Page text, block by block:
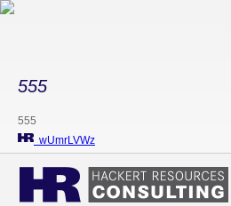
555
555
wUmrLVWz